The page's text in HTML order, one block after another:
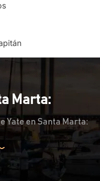
Marta:
Yate en Santa Marta: